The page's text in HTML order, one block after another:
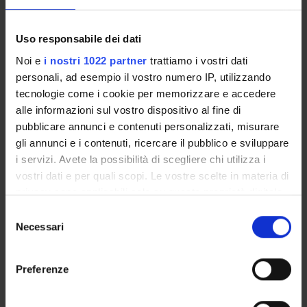
Uso responsabile dei dati
Noi e i nostri 1022 partner trattiamo i vostri dati
personali, ad esempio il vostro numero IP, utilizzando
tecnologie come i cookie per memorizzare e accedere
alle informazioni sul vostro dispositivo al fine di
pubblicare annunci e contenuti personalizzati, misurare
gli annunci e i contenuti, ricercare il pubblico e sviluppare
i servizi. Avete la possibilità di scegliere chi utilizza i
vostri dati e per quali scopi. Le vostre scelte in materia di
privacy sono applicabili solo su questa proprietà digitale
modificare o revocare il proprio consenso in qualsiasi
momento dalla Dichiarazione sui cookie o facendo clic
delNecessari
Preferenze
this project will be those typical of microbiological and
analytical chemistry, which involves the application of
instrumental techniques and methods (such as eg.
spectroscopy, chromatography, electrophoresis, and mass
spectrometry as provided in this project) for determining
qualitative and quantitative composition of chemical
systems in biology.
MAIN PARTNER
Sintal Group s.r.l.
assegnato e gestito dal Dipartimento